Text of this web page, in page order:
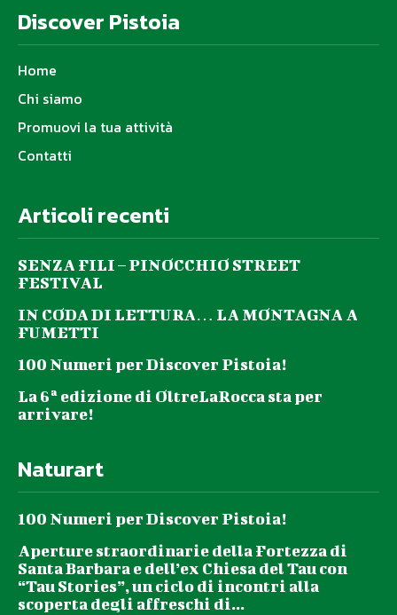
Discover Pistoia
Home
Chi siamo
Promuovi la tua attività
Contatti
Articoli recenti
SENZA FILI – PINOCCHIO STREET
FESTIVAL
IN CODA DI LETTURA… LA MONTAGNA A
FUMETTI
100 Numeri per Discover Pistoia!
La 6ª edizione di OltreLaRocca sta per
arrivare!
Naturart
100 Numeri per Discover Pistoia!
Aperture straordinarie della Fortezza di
Santa Barbara e dell’ex Chiesa del Tau con
“Tau Stories”, un ciclo di incontri alla
scoperta degli affreschi di...